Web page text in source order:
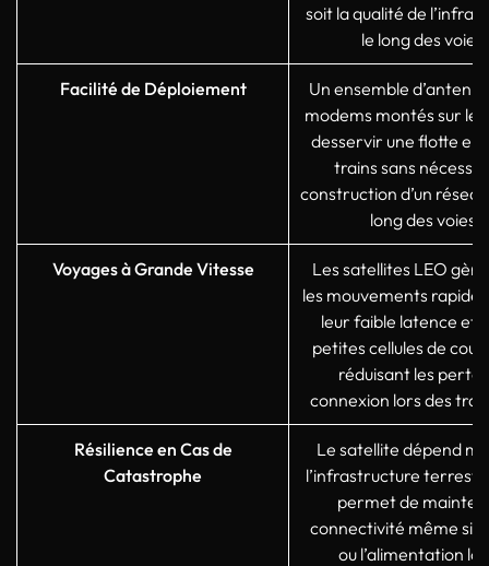
soit la qualité de
le long des voies.
Facilité de Déploiement
Un ensemble
modems montés sur le
desservir une flotte
trains sans
construction d’un
long des voies.
Voyages à Grande Vitesse
Les satellites LEO
les mouvements
leur faible latence et
petites cellules de
réduisant les
connexion lors des
Résilience en Cas de
Catastrophe
Le satellite dépend
l’infrastructure
permet de
connectivité même si
ou l’alimentation